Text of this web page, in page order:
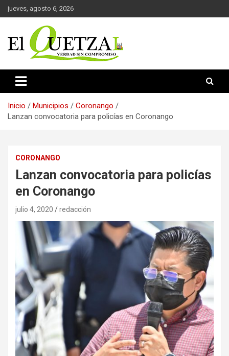
Saltar
al
jueves, agosto 6, 2026
El Quetzal de Cholula
Inicio Municipios
Coronango
Lanzan convocatoria para policías en Coronango
CORONANGO
Lanzan convocatoria para policías
en Coronango
julio 4, 2020 redacción